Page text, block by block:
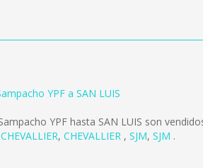
YPF a SAN LUIS
YPF hasta SAN LUIS son
CHEVALLIER, CHEVALLIER , SJM, SJM .